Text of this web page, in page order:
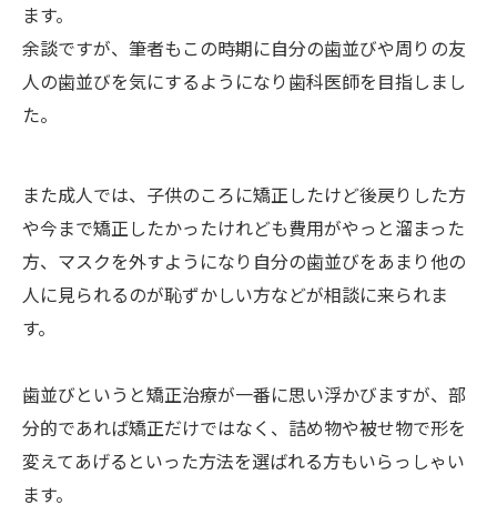
ます。
余談ですが、筆者もこの時期に自分の歯並びや周りの友
人の歯並びを気にするようになり歯科医師を目指しまし
た。
また成人では、子供のころに矯正したけど後戻りした方
や今まで矯正したかったけれども費用がやっと溜まった
方、マスクを外すようになり自分の歯並びをあまり他の
人に見られるのが恥ずかしい方などが相談に来られま
す。
歯並びというと矯正治療が一番に思い浮かびますが、部
分的であれば矯正だけではなく、詰め物や被せ物で形を
変えてあげるといった方法を選ばれる方もいらっしゃい
ます。